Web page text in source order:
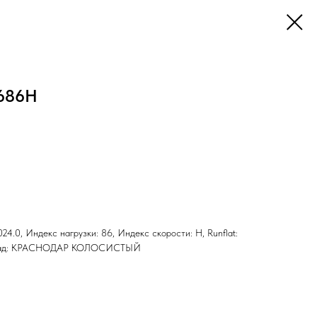
Индекс нагрузки: 86, Индекс скорости: H, Runflat:
КРАСНОДАР КОЛОСИСТЫЙ